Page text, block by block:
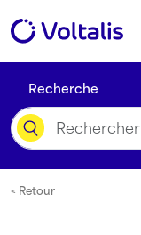
Recherche
< Retour